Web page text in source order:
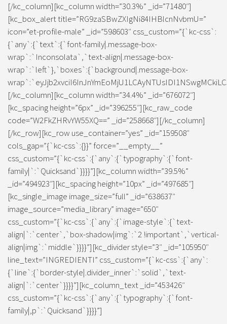
[/kc_column][kc_column width=”30.3%” _id=”71480″]
[kc_box_alert title=”RG9zaSBwZXIgNi84IHBlcnNvbmU=”
icon=”et-profile-male” _id=”598603″ css_custom=”{`kc-css`:
{`any`:{`text`:{`font-family|.message-box-
wrap`:`Inconsolata`,`text-align|.message-box-
wrap`:`left`},`boxes`:{`background|.message-box-
[/kc_column][kc_column width=”34.4%” _id=”676072″]
[kc_spacing height=”6px” _id=”396255″][kc_raw_code
code=”W2FkZHRvYW55XQ==” _id=”258668″][/kc_column]
[/kc_row][kc_row use_container=”yes” _id=”159508″
cols_gap=”{`kc-css`:{}}” force=”__empty__”
css_custom=”{`kc-css`:{`any`:{`typography`:{`font-
family|`:`Quicksand`}}}}”][kc_column width=”39.5%”
_id=”494923″][kc_spacing height=”10px” _id=”497685″]
[kc_single_image image_size=”full” _id=”638637″
image_source=”media_library” image=”650″
css_custom=”{`kc-css`:{`any`:{`image-style`:{`text-
align|`:`center`,`box-shadow|img`:`2 !important`,`vertical-
align|img`:`middle`}}}}”][kc_divider style=”3″ _id=”105950″
line_text=”INGREDIENTI” css_custom=”{`kc-css`:{`any`:
{`line`:{`border-style|.divider_inner`:`solid`,`text-
align|`:`center`}}}}”][kc_column_text _id=”453426″
css_custom=”{`kc-css`:{`any`:{`typography`:{`font-
family|,p`:`Quicksand`}}}}”]